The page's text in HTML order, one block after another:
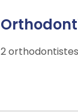
2 orthodontistes